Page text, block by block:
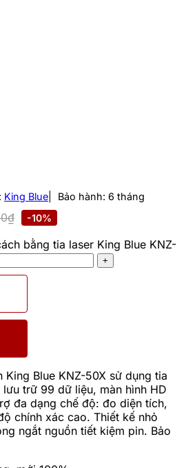
King Blue Bảo hành: 6 tháng
-10%
bằng tia laser King Blue KNZ-
King Blue KNZ-50X sử dụng tia
trữ 99 dữ liệu, màn hình HD
đa dạng chế độ: đo diện tích,
chính xác cao. Thiết kế nhỏ
ngắt nguồn tiết kiệm pin. Bảo